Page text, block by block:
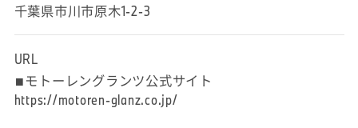
千葉県市川市原木1-2-3
URL
■モトーレングランツ公式サイト
https://motoren-glanz.co.jp/